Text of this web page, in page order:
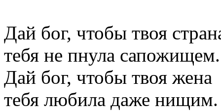
Дай бог, чтобы твоя
тебя не пнула сапожищем.
Дай бог, чтобы твоя жена
тебя любила даже нищим.